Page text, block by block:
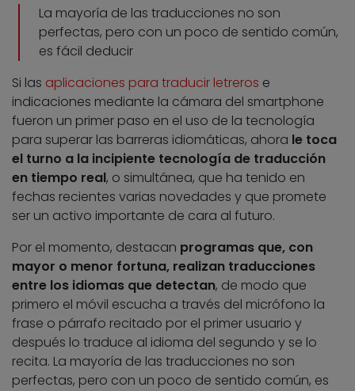
La mayoría de las traducciones no son
perfectas, pero con un poco de sentido común,
es fácil deducir
Si las aplicaciones para traducir letreros e
indicaciones mediante la cámara del smartphone
fueron un primer paso en el uso de la tecnología
para superar las barreras idiomáticas, ahora le toca
el turno a la incipiente tecnología de traducción
en tiempo real, o simultánea, que ha tenido en
fechas recientes varias novedades y que promete
ser un activo importante de cara al futuro.
Por el momento, destacan programas que, con
mayor o menor fortuna, realizan traducciones
entre los idiomas que detectan, de modo que
primero el móvil escucha a través del micrófono la
frase o párrafo recitado por el primer usuario y
después lo traduce al idioma del segundo y se lo
recita. La mayoría de las traducciones no son
perfectas, pero con un poco de sentido común, es